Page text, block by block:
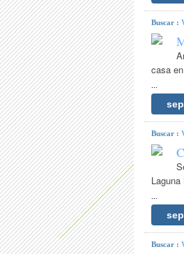
Buscar :
casa
...
Buscar :
...
Buscar :